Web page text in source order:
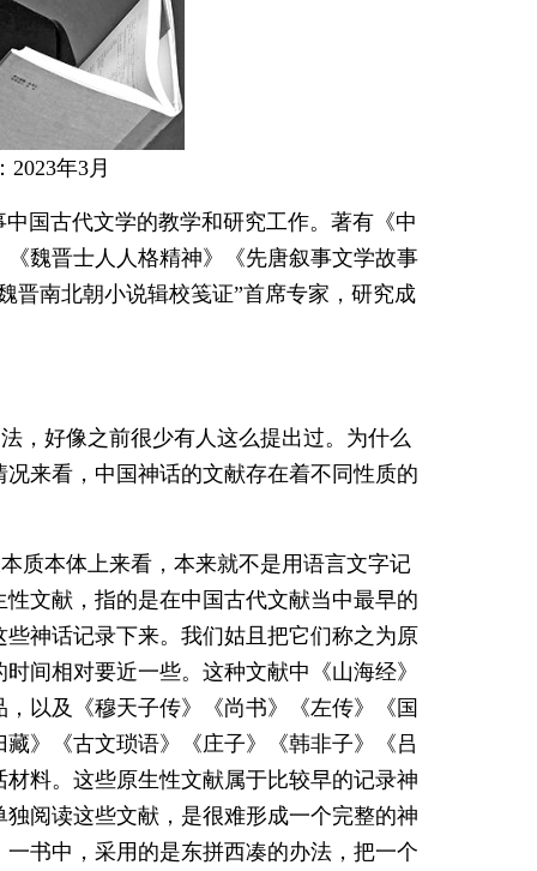
年3月
国古代文学的教学和研究工作。著有《中
魏晋士人人格精神》《先唐叙事文学故事
晋南北朝小说辑校笺证”首席专家，研究成
，好像之前很少有人这么提出过。为什么
来看，中国神话的文献存在着不同性质的
质本体上来看，本来就不是用语言文字记
文献，指的是在中国古代文献当中最早的
神话记录下来。我们姑且把它们称之为原
间相对要近一些。这种文献中《山海经》
以及《穆天子传》《尚书》《左传》《国
》《古文琐语》《庄子》《韩非子》《吕
料。这些原生性文献属于比较早的记录神
阅读这些文献，是很难形成一个完整的神
书中，采用的是东拼西凑的办法，把一个